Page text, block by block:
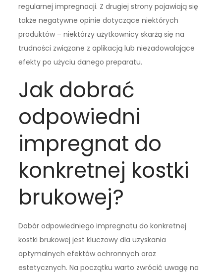
regularnej impregnacji. Z drugiej strony pojawiają się
także negatywne opinie dotyczące niektórych
produktów – niektórzy użytkownicy skarżą się na
trudności związane z aplikacją lub niezadowalające
efekty po użyciu danego preparatu.
Jak dobrać
odpowiedni
impregnat do
konkretnej kostki
brukowej?
Dobór odpowiedniego impregnatu do konkretnej
kostki brukowej jest kluczowy dla uzyskania
optymalnych efektów ochronnych oraz
estetycznych. Na początku warto zwrócić uwagę na